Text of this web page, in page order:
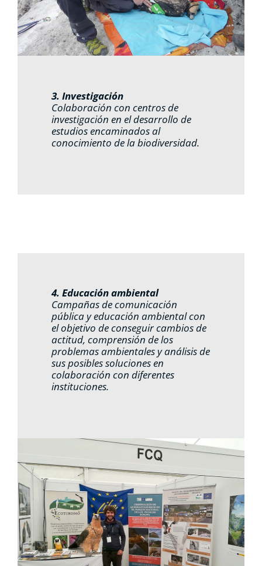
3. Investigación
Colaboración con centros de
investigación en el desarrollo de
estudios encaminados al
conocimiento de la biodiversidad.
4. Educación ambiental
Campañas de comunicación
pública y educación ambiental con
el objetivo de conseguir cambios de
actitud, comprensión de los
problemas ambientales y análisis de
sus posibles soluciones en
colaboración con diferentes
instituciones.